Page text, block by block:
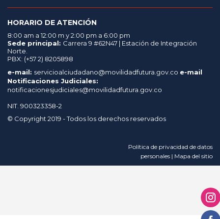
HORARIO DE ATENCIÓN
8:00 am a 12:00 m y 2:00 pm a 6:00 pm
Sede principal: Carrera 9 #62N47 | Estación de Integración
Norte.
PBX: (+57 2) 8205898
e-mail: servicioalciudadano@movilidadfutura.gov.co e-mail
Notificaciones Judiciales:
notificacionesjudiciales@movilidadfutura.gov.co
NIT. 900323358-2
© Copyright 2019 - Todos los derechos reservados
Política de privacidad de datos
personales | Mapa del sitio